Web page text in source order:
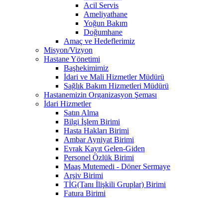
Acil Servis
Ameliyathane
Yoğun Bakım
Doğumhane
Amaç ve Hedeflerimiz
Misyon/Vizyon
Hastane Yönetimi
Başhekimimiz
İdari ve Mali Hizmetler Müdürü
Sağlık Bakım Hizmetleri Müdürü
Hastanemizin Organizasyon Şeması
İdari Hizmetler
Satın Alma
Bilgi İşlem Birimi
Hasta Hakları Birimi
Ambar Ayniyat Birimi
Evrak Kayıt Gelen-Giden
Personel Özlük Birimi
Maaş Mutemedi - Döner Sermaye
Arşiv Birimi
TİG(Tanı İlişkili Gruplar) Birimi
Fatura Birimi